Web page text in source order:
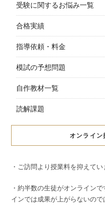
受験に関するお悩み一覧
合格実績
指導依頼・料金
模試の予想問題
自作教材一覧
読解課題
オンライン
・ご訪問より授業料を抑えてい
・約半数の生徒がオンライン
インでは成果が上がらないの